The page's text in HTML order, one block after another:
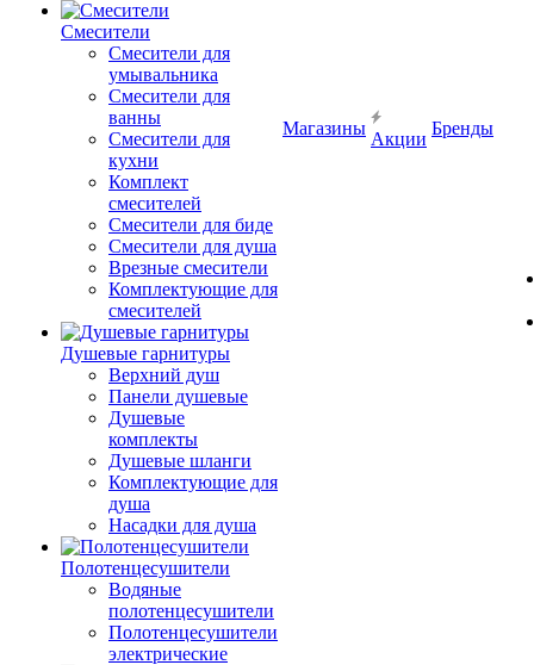
Смесители
Смесители для
умывальника
Смесители для
ванны
Смесители для
кухни
Комплект
смесителей
Смесители для биде
Смесители для душа
Врезные смесители
Комплектующие для
смесителей
Душевые гарнитуры
Верхний душ
Панели душевые
Душевые
комплекты
Душевые шланги
Комплектующие для
душа
Насадки для душа
Полотенцесушители
Водяные
полотенцесушители
Полотенцесушители
электрические
Магазины
Акции
Бренды